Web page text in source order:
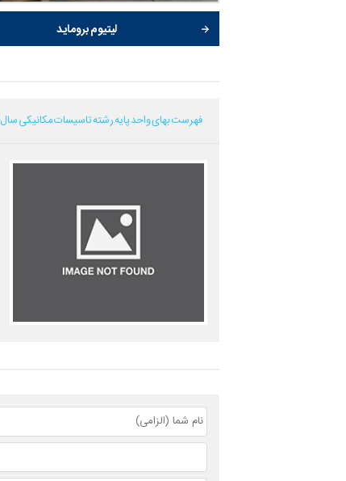
لیتیوم بروماید
فهرست بهای واحد پایه رشته تاسیسات مکانیکی سال 1400...